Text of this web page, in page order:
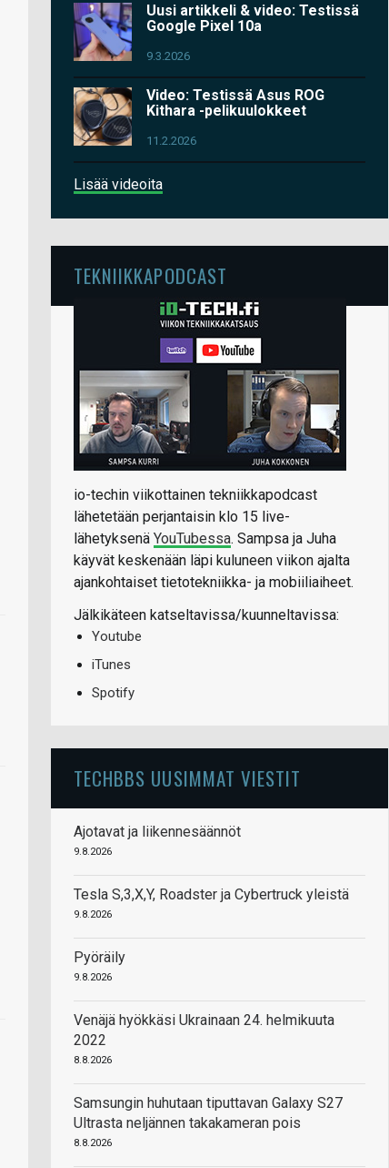
Uusi artikkeli & video: Testissä
Google Pixel 10a
9.3.2026
Video: Testissä Asus ROG
Kithara -pelikuulokkeet
11.2.2026
Lisää videoita
TEKNIIKKAPODCAST
io-techin viikottainen tekniikkapodcast
lähetetään perjantaisin klo 15 live-
lähetyksenä YouTubessa. Sampsa ja Juha
käyvät keskenään läpi kuluneen viikon ajalta
ajankohtaiset tietotekniikka- ja mobiiliaiheet.
Jälkikäteen katseltavissa/kuunneltavissa:
Youtube
iTunes
Spotify
TECHBBS UUSIMMAT VIESTIT
Ajotavat ja liikennesäännöt
9.8.2026
Tesla S,3,X,Y, Roadster ja Cybertruck yleistä
9.8.2026
Pyöräily
9.8.2026
Venäjä hyökkäsi Ukrainaan 24. helmikuuta
2022
8.8.2026
Samsungin huhutaan tiputtavan Galaxy S27
Ultrasta neljännen takakameran pois
8.8.2026